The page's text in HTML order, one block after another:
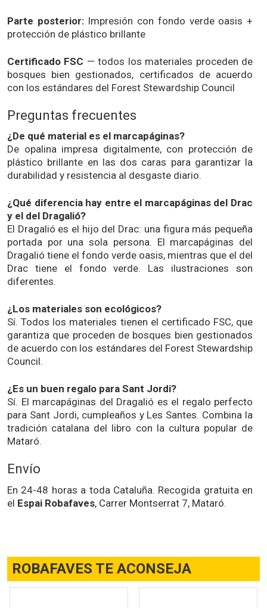
Parte posterior:Impresión con fondo verde oasis +
protección de plástico brillante
Certificado FSC — todos los materiales proceden de
bosques bien gestionados, certificados de acuerdo
con los estándares del Forest Stewardship Council
Preguntas frecuentes
¿De qué material es el marcapáginas?
De opalina impresa digitalmente, con protección de
plástico brillante en las dos caras para garantizar la
durabilidad y resistencia al desgaste diario.
¿Qué diferencia hay entre el marcapáginas del Drac
y el del Dragalió?
El Dragalió es el hijo del Drac: una figura más pequeña
portada por una sola persona. El marcapáginas del
Dragalió tiene el fondo verde oasis, mientras que el del
Drac tiene el fondo verde. Las ilustraciones son
diferentes.
¿Los materiales son ecológicos?
Sí. Todos los materiales tienen el certificado FSC, que
garantiza que proceden de bosques bien gestionados
de acuerdo con los estándares del Forest Stewardship
Council.
¿Es un buen regalo para Sant Jordi?
Sí. El marcapáginas del Dragalió es el regalo perfecto
para Sant Jordi, cumpleaños y Les Santes. Combina la
tradición catalana del libro con la cultura popular de
Mataró.
Envío
En 24-48 horas a toda Cataluña. Recogida gratuita en
el Espai Robafaves, Carrer Montserrat 7, Mataró.
ROBAFAVES TE ACONSEJA